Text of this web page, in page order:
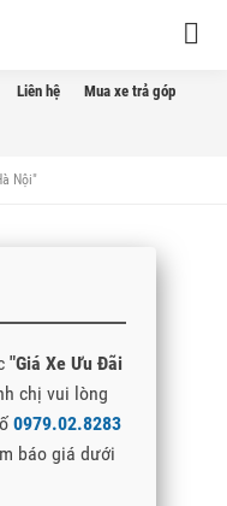
Liên hệ Mua xe trả góp
Nội"
"Giá Xe Ưu Đãi
chị vui lòng
0979.02.8283
báo giá dưới